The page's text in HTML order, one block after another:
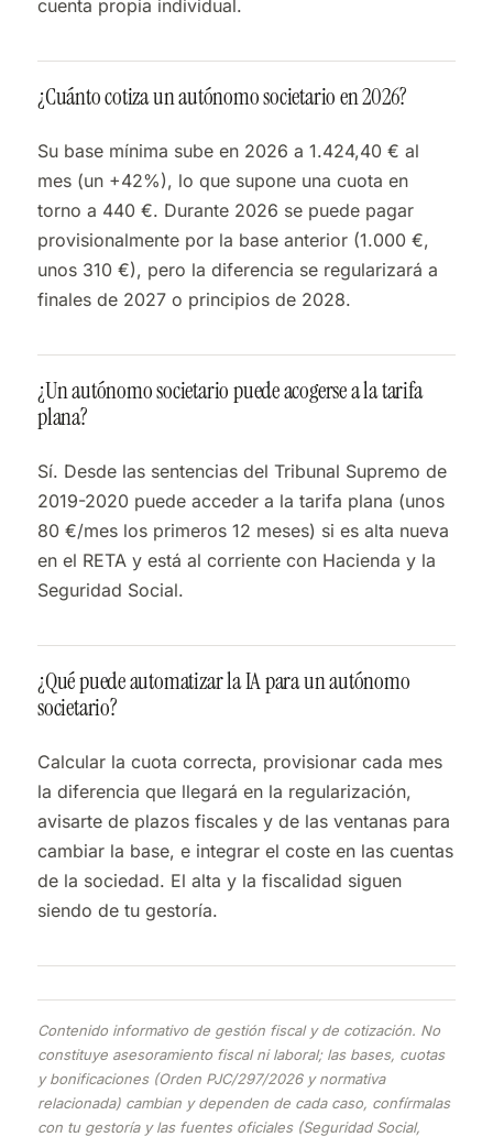
cuenta propia individual.
¿Cuánto cotiza un autónomo societario en 2026?
Su base mínima sube en 2026 a 1.424,40 € al
mes (un +42%), lo que supone una cuota en
torno a 440 €. Durante 2026 se puede pagar
provisionalmente por la base anterior (1.000 €,
unos 310 €), pero la diferencia se regularizará a
finales de 2027 o principios de 2028.
¿Un autónomo societario puede acogerse a la tarifa
plana?
Sí. Desde las sentencias del Tribunal Supremo de
2019-2020 puede acceder a la tarifa plana (unos
80 €/mes los primeros 12 meses) si es alta nueva
en el RETA y está al corriente con Hacienda y la
Seguridad Social.
¿Qué puede automatizar la IA para un autónomo
societario?
Calcular la cuota correcta, provisionar cada mes
la diferencia que llegará en la regularización,
avisarte de plazos fiscales y de las ventanas para
cambiar la base, e integrar el coste en las cuentas
de la sociedad. El alta y la fiscalidad siguen
siendo de tu gestoría.
Contenido informativo de gestión fiscal y de cotización. No
constituye asesoramiento fiscal ni laboral; las bases, cuotas
y bonificaciones (Orden PJC/297/2026 y normativa
relacionada) cambian y dependen de cada caso, confírmalas
con tu gestoría y las fuentes oficiales (Seguridad Social,